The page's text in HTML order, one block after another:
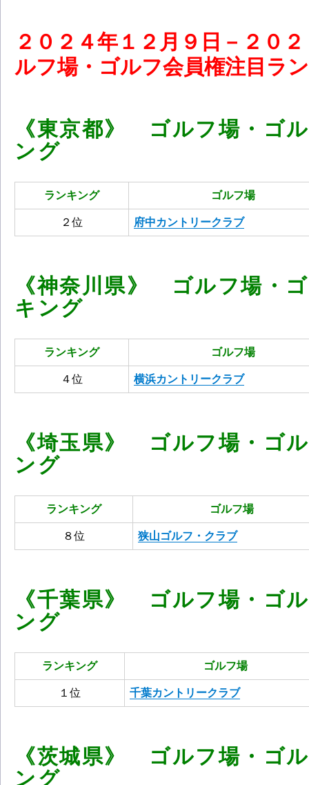
２０ ２４年１２ 月９ 日－２０
ルフ場・ゴルフ会員権注目ラ
《東京都》 ゴルフ場・ゴ
ング
ランキング ゴルフ場
２位 府中カントリークラブ
《神奈川県》 ゴルフ場・
キング
ランキング ゴルフ場
４位 横浜カントリークラブ
《埼玉県》 ゴルフ場・ゴ
ング
ランキング ゴルフ場
８位 狭山ゴルフ・クラブ
《千葉県》 ゴルフ場・ゴ
ング
ランキング ゴルフ場
１位 千葉カントリークラブ
《茨城県》 ゴルフ場・ゴ
ング